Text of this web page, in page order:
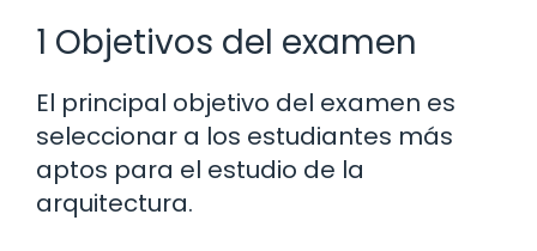
1 Objetivos del examen
El principal objetivo del examen es
seleccionar a los estudiantes más
aptos para el estudio de la
arquitectura.